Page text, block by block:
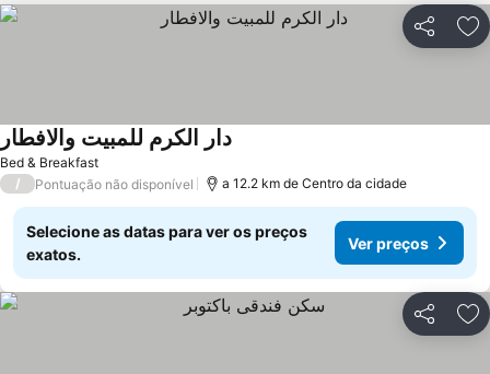
Partilhar
Bed & Breakfast
دار الكرم للمبيت والافطار
/ Pontuação não disponível a 12.2 km de Centro da cidade
Selecione as datas para ver os preços
exatos.
Ver preços
Partilhar